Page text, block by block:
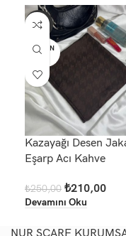
-16%
TÜKEN
DI
Kazayağı Desen
Eşarp Acı Kahve
₺250,00 ₺210,00
Devamını Oku